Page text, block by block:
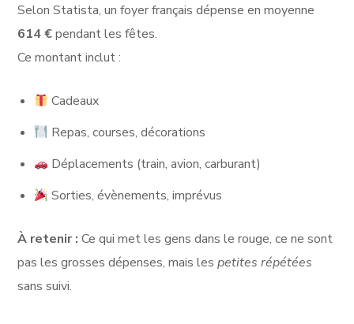
Selon Statista, un foyer français dépense en moyenne
614 €pendant les fêtes.
Ce montant inclut :
Cadeaux
Repas, courses, décorations
Déplacements (train, avion, carburant)
Sorties, évènements, imprévus
À retenir : Ce qui met les gens dans le rouge, ce ne sont
pas les grosses dépenses, mais lespetites répétées
sans suivi.